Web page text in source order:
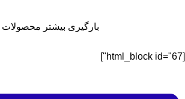
بارگیری بیشتر محصولات
[html_block id="67"]